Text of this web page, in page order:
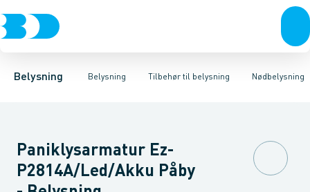
Belysning Belysning
Belysning Tilbehør til belysning
LyskilderBelysningsarmaturerLysstyringTilbehør tilNødbelysning
SkinnesystemerBæreskinne for lysrørssystemer Mekanisk
Paniklysarmatur Ez-
P2814A/Led/Akku Påby